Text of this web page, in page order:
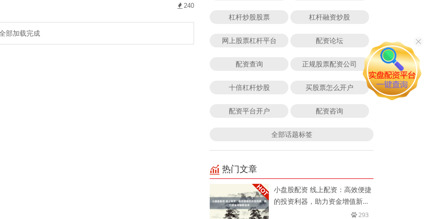
240
部加载完成
杠杆炒股股票 杠杆融资炒股
网上股票杠杆平台 配资论坛
配资查询 正规股票配资公司
十倍杠杆炒股 买股票怎么开户
配资平台开户 配资咨询
全部话题标签
热门文章
小盘股配资 线上配资：高效便捷
的投资利器，助力资金增值新选
293